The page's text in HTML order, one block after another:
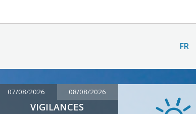
FR
07/08/2026 08/08/2026
VIGILANCES